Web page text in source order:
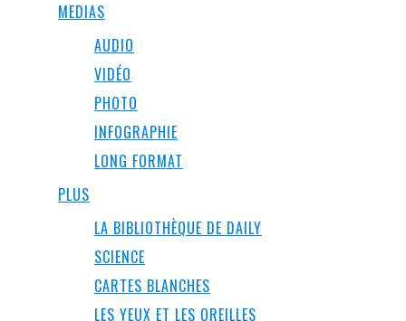
MEDIAS
AUDIO
VIDÉO
PHOTO
INFOGRAPHIE
LONG FORMAT
PLUS
LA BIBLIOTHÈQUE DE DAILY
SCIENCE
CARTES BLANCHES
LES YEUX ET LES OREILLES